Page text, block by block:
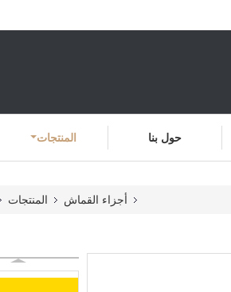
المنتجات حول بنا
المنتجات أجزاء القماش